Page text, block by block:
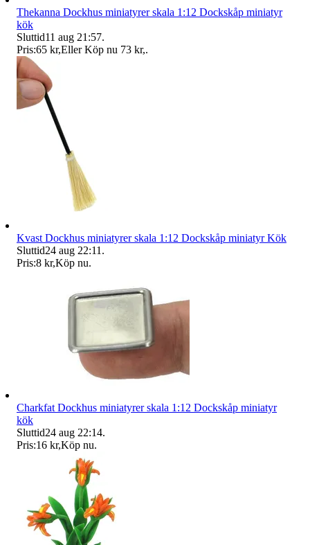
Thekanna Dockhus miniatyrer skala 1:12 Dockskåp miniatyr
kök
Sluttid11 aug 21:57.
Pris:65 kr,Eller Köp nu 73 kr,.
Kvast Dockhus miniatyrer skala 1:12 Dockskåp miniatyr Kök
Sluttid24 aug 22:11 .
Pris:8 kr,Köp nu.
Charkfat Dockhus miniatyrer skala 1:12 Dockskåp miniatyr
kök
Sluttid24 aug 22:14.
Pris:16 kr,Köp nu.